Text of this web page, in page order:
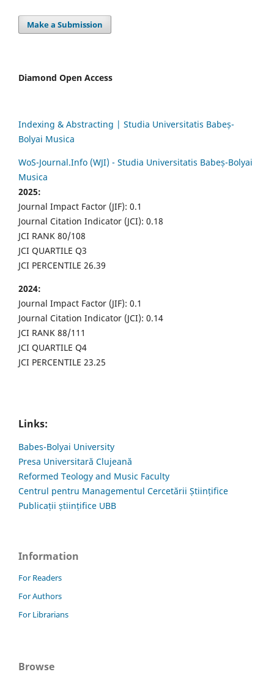
Make a Submission
Diamond Open Access
Indexing & Abstracting | Studia Universitatis Babeș-
Bolyai Musica
WoS-Journal.Info (WJI) - Studia Universitatis Babeș-Bolyai
Musica
2025:
Journal Impact Factor (JIF): 0.1
Journal Citation Indicator (JCI): 0.18
JCI RANK 80/108
JCI QUARTILE Q3
JCI PERCENTILE 26.39
2024:
Journal Impact Factor (JIF): 0.1
Journal Citation Indicator (JCI): 0.14
JCI RANK 88/111
JCI QUARTILE Q4
JCI PERCENTILE 23.25
Links:
Babes-Bolyai University
Presa Universitară Clujeană
Reformed Teology and Music Faculty
Centrul pentru Managementul Cercetării Științifice
Publicații științifice UBB
Information
For Readers
For Authors
For Librarians
Browse